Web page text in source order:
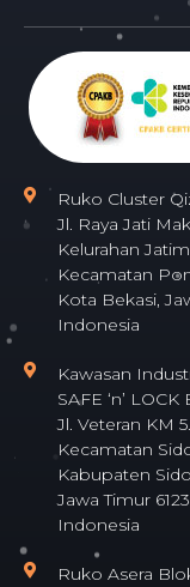
Ruko Cluster
Jl. Raya Jati
Kelurahan
Kecamatan
Kota Bekasi,
Indonesia
Kawasan
SAFE ‘n’
Jl. Veteran KM
Kecamatan
Kabupaten
Jawa Timur
Indonesia
Ruko Asera